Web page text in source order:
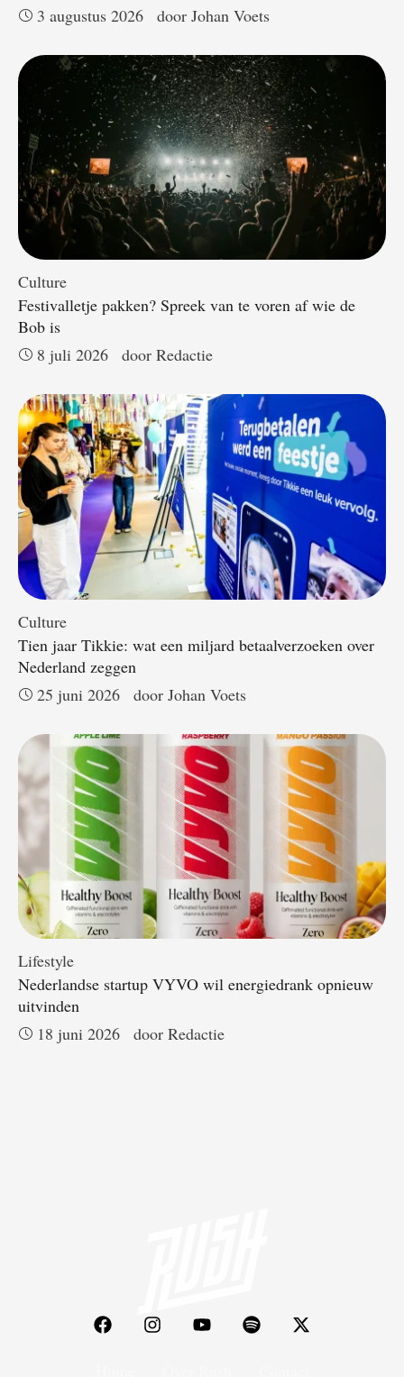
3 augustus 2026
door Johan Voets
Culture
Festivalletje pakken? Spreek van te voren af wie de
Bob is
8 juli 2026
door Redactie
Culture
Tien jaar Tikkie: wat een miljard betaalverzoeken over
Nederland zeggen
25 juni 2026
door Johan Voets
Lifestyle
Nederlandse startup VYVO wil energiedrank opnieuw
uitvinden
18 juni 2026
door Redactie